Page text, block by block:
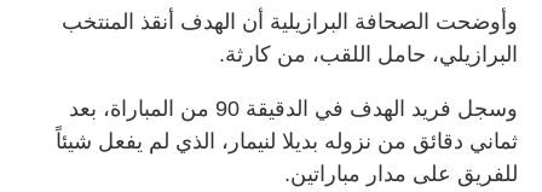
وأوضحت الصحافة البرازيلية أن الهدف أنقذ المنتخب
البرازيلي، حامل اللقب، من كارثة.
وسجل فريد الهدف في الدقيقة 90 من المباراة، بعد
ثماني دقائق من نزوله بديلا لنيمار، الذي لم يفعل شيئاً
للفريق على مدار مباراتين.